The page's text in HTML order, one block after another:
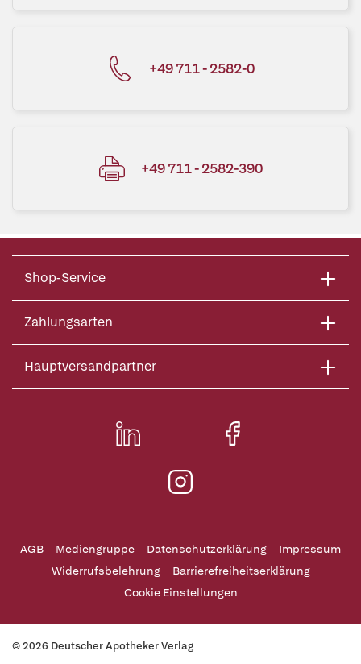
+49 711 - 2582-0
+49 711 - 2582-390
Shop-Service
Zahlungsarten
Hauptversandpartner
AGB Mediengruppe Datenschutzerklärung
Impressum
Widerrufsbelehrung
Barrierefreiheitserklärung
Cookie Einstellungen
© 2026 Deutscher Apotheker Verlag